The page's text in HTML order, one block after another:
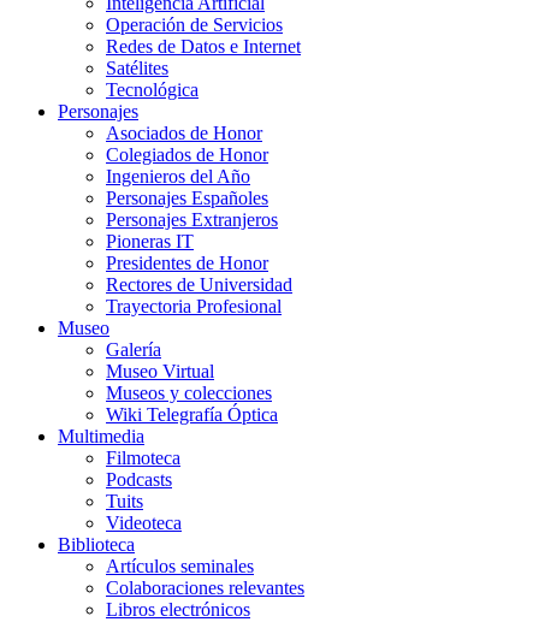
Operación de Servicios
Redes de Datos e Internet
Satélites
Tecnológica
Personajes
Asociados de Honor
Colegiados de Honor
Ingenieros del Año
Personajes Españoles
Personajes Extranjeros
Pioneras IT
Presidentes de Honor
Rectores de Universidad
Trayectoria Profesional
Museo
Galería
Museo Virtual
Museos y colecciones
Wiki Telegrafía Óptica
Multimedia
Filmoteca
Podcasts
Tuits
Videoteca
Biblioteca
Artículos seminales
Colaboraciones relevantes
Libros electrónicos